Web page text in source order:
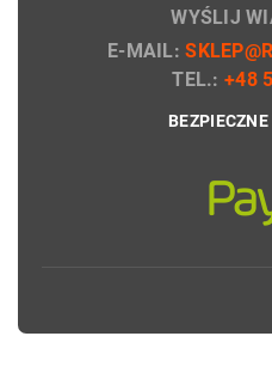
WYŚLIJ
E-MAIL:
TEL.:+48